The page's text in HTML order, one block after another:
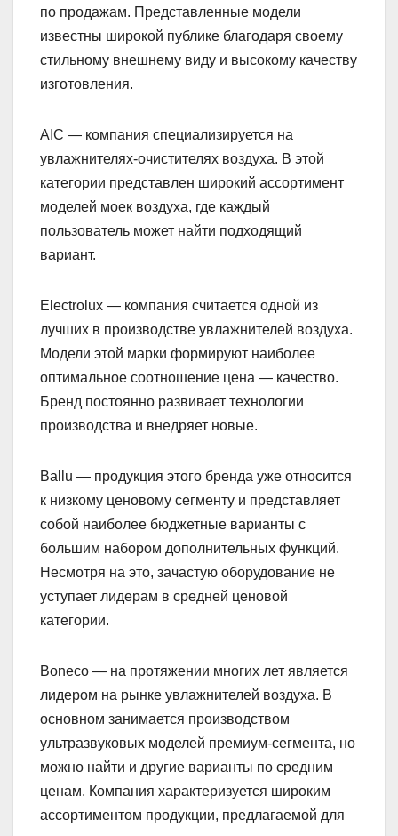
по продажам. Представленные модели
известны широкой публике благодаря своему
стильному внешнему виду и высокому качеству
изготовления.
AIC — компания специализируется на
увлажнителях-очистителях воздуха. В этой
категории представлен широкий ассортимент
моделей моек воздуха, где каждый
пользователь может найти подходящий
вариант.
Electrolux — компания считается одной из
лучших в производстве увлажнителей воздуха.
Модели этой марки формируют наиболее
оптимальное соотношение цена — качество.
Бренд постоянно развивает технологии
производства и внедряет новые.
Ballu — продукция этого бренда уже относится
к низкому ценовому сегменту и представляет
собой наиболее бюджетные варианты с
большим набором дополнительных функций.
Несмотря на это, зачастую оборудование не
уступает лидерам в средней ценовой
категории.
Boneco — на протяжении многих лет является
лидером на рынке увлажнителей воздуха. В
основном занимается производством
ультразвуковых моделей премиум-сегмента, но
можно найти и другие варианты по средним
ценам. Компания характеризуется широким
ассортиментом продукции, предлагаемой для